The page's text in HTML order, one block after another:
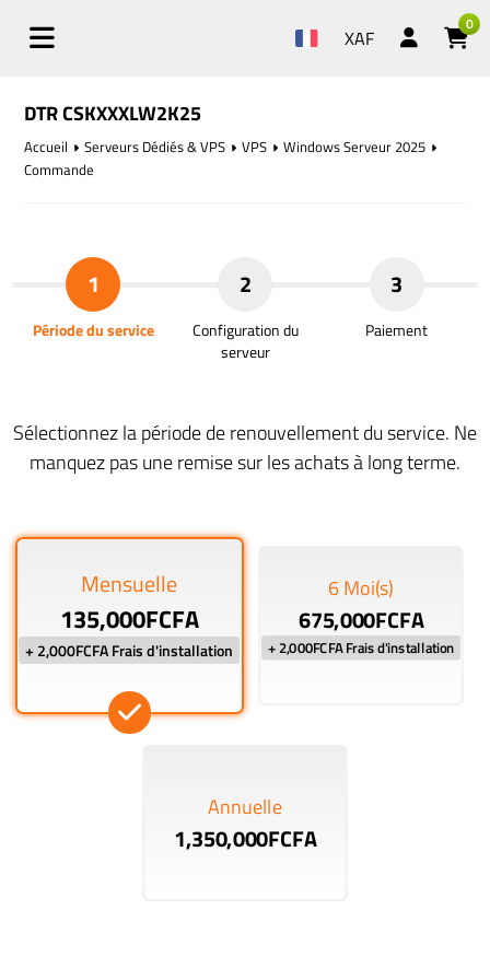
XAF
0
DTR CSKXXXLW2K25
Accueil Serveurs Dédiés & VPS VPS
Windows Serveur 2025
Commande
1
Période du service
2
Configuration du
serveur
3
Paiement
Sélectionnez la période de renouvellement du service. Ne
manquez pas une remise sur les achats à long terme.
Mensuelle
135,000FCFA
+ 2,000FCFA Frais d'installation
6 Moi(s)
675,000FCFA
+ 2,000FCFA Frais d'installation
Annuelle
1,350,000FCFA